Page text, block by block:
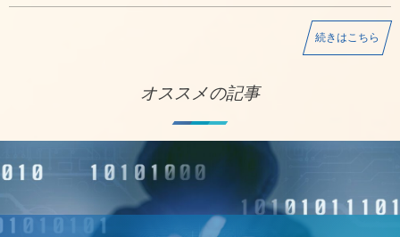
続きはこちら
オススメの記事